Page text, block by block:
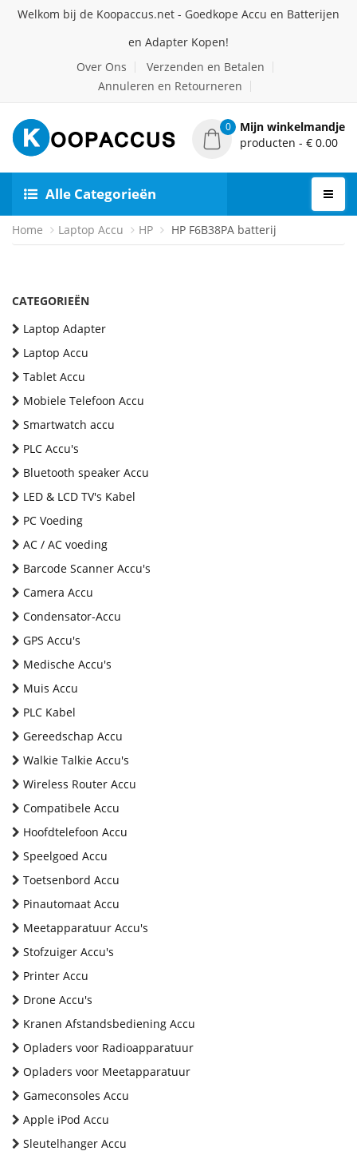
Welkom bij de Koopaccus.net - Goedkope Accu en Batterijen
en Adapter Kopen!
Over Ons
Verzenden en Betalen
Annuleren en Retourneren
0
Mijn winkelmandje
producten - € 0.00
Alle Categorieën
Home Laptop Accu HP HP F6B38PA batterij
CATEGORIEËN
Laptop Adapter
Laptop Accu
Tablet Accu
Mobiele Telefoon Accu
Smartwatch accu
PLC Accu's
Bluetooth speaker Accu
LED & LCD TV's Kabel
PC Voeding
AC / AC voeding
Barcode Scanner Accu's
Camera Accu
Condensator-Accu
GPS Accu's
Medische Accu's
Muis Accu
PLC Kabel
Gereedschap Accu
Walkie Talkie Accu's
Wireless Router Accu
Compatibele Accu
Hoofdtelefoon Accu
Speelgoed Accu
Toetsenbord Accu
Pinautomaat Accu
Meetapparatuur Accu's
Stofzuiger Accu's
Printer Accu
Drone Accu's
Kranen Afstandsbediening Accu
Opladers voor Radioapparatuur
Opladers voor Meetapparatuur
Gameconsoles Accu
Apple iPod Accu
Sleutelhanger Accu